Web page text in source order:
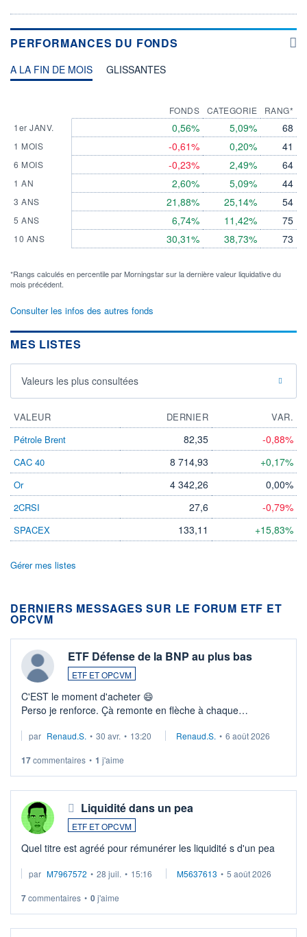
PERFORMANCES DU FONDS
A LA FIN DE MOIS GLISSANTES
1er JANV.
1 MOIS
6 MOIS
1 AN
3 ANS
5 ANS
10 ANS
FONDS
0,56%
-0,61%
-0,23%
2,60%
21,88%
6,74%
30,31%
CATEGORIE
5,09%
0,20%
2,49%
5,09%
25,14%
11,42%
38,73%
RANG*
68
41
64
44
54
75
73
*Rangs calculés en percentile par Morningstar sur la dernière valeur liquidative du
mois précédent.
Consulter les infos des autres fonds
MES LISTES
Valeurs les plus consultées
VALEUR DERNIER
VAR.
Pétrole Brent
82,35 -0,88%
CAC 40 8 714,93 +0,17%
Or 4 342,26 0,00%
2CRSI 27,6 -0,79%
SPACEX 133,11 +15,83%
Gérer mes listes
DERNIERS MESSAGES SUR LE FORUM ETF ET
OPCVM
ETF Défense de la BNP au plus bas
ETF ET OPCVM
C'EST le moment d'acheter 😄​
Perso je renforce. Çà remonte en flèche à chaque
Investissement long terme tip top pour sa retraite.
par Renaud.S. • 30 avr. • 13:20 Renaud.S. • 6 août 2026
17commentaires • 1 j'aime
Liquidité dans un pea
ETF ET OPCVM
Quel titre est agréé pour rémunérer les liquidité s d'un pea
par M7967572 • 28 juil. • 15:16 M5637613 • 5 août 2026
7commentaires • 0j'aime